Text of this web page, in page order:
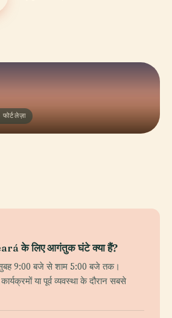
के लिए आगंतुक घंटे क्या हैं?
9:00 बजे से शाम 5:00 बजे तक।
या पूर्व व्यवस्था के दौरान सबसे